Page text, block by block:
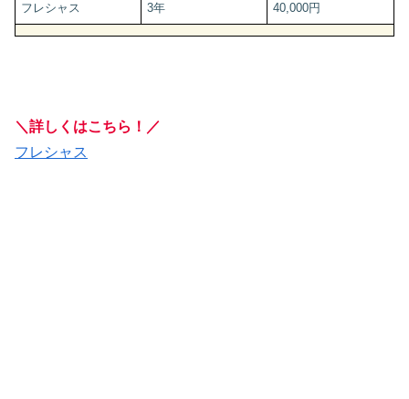
フレシャス 3年 40,000円
＼詳しくはこちら！／
フレシャス